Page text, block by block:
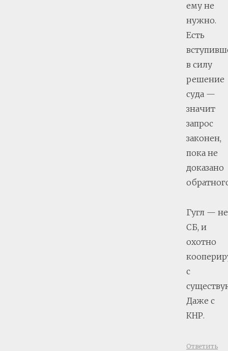
ему не
нужно.
Есть
в силу
решение
суда —
значит
запрос
законен,
пока не
доказано
Гугл — не
СБ, и
охотно
с
Даже с
КНР.
Ответить